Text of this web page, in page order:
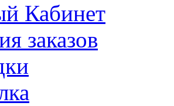
Кабинет
заказов